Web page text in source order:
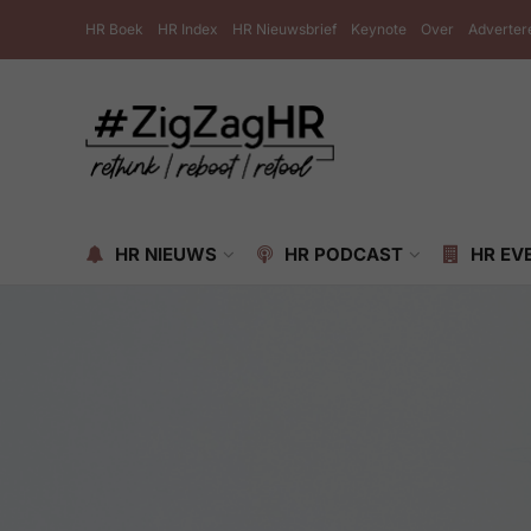
HR Boek HR Index HR Nieuwsbrief Keynote Over
HR NIEUWS HR PODCAST HR